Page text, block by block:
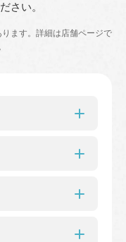
さい。
ます。詳細は店舗ページで